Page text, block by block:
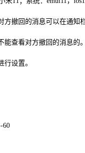
方撤回的消息可以在通知
能查看对方撤回的消息的
设置。
60